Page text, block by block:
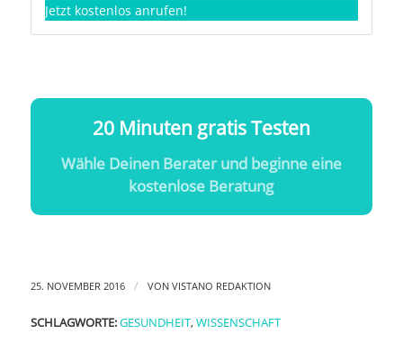
Jetzt kostenlos anrufen!
20 Minuten gratis Testen
Wähle Deinen Berater und beginne eine
kostenlose Beratung
25. NOVEMBER 2016 / VON VISTANO REDAKTION
SCHLAGWORTE: GESUNDHEIT,WISSENSCHAFT